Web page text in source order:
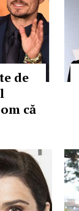
de
că